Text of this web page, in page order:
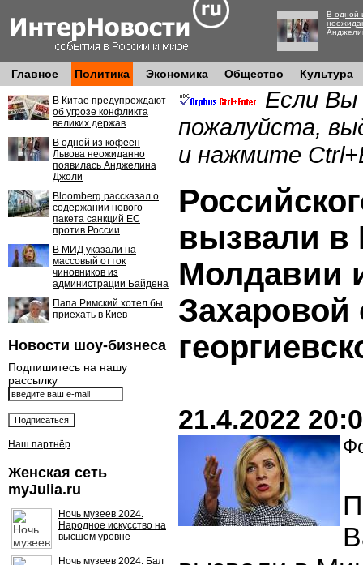
В одной
Главное Политика Экономика Общество Культура
В Китае предупреждают
об угрозе конфликта
великих держав
В одной из кофеен
Львова неожиданно
появилась Анджелина
Джоли
Bloomberg рассказал о
содержании нового
пакета санкций ЕС
против России
В МИД указали на
массовый отток
чиновников из
администрации Байдена
Папа Римский хотел бы
приехать в Киев
Новости шоу-бизнеса
Подпишитесь на нашу
рассылку
Наш партнёр
Женская сеть
myJulia.ru
Ночь музеев 2024.
Народное искусство на
высшем уровне
Ночь музеев 2024. Бал
Если Вы
пожалуйста,
и нажмите
вызвали
Молдавии
Захаровой
21.4.2022